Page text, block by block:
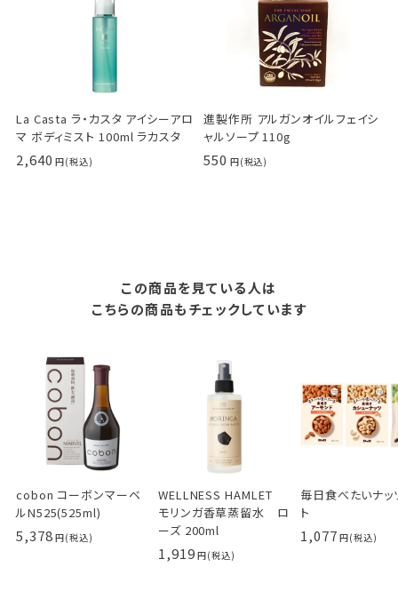
La Casta ラ・カスタ アイシーアロ
マ ボディミスト 100ml ラカスタ
2,640
進製作所 アルガンオイルフェイシ
ャルソープ 110g
550
この商品を見ている人は
こちらの商品もチェックしています
cobon コーボンマーベ
ルN525(525ml)
5,378
WELLNESS HAMLET
モリンガ香草蒸留水 ロ
ーズ 200ml
1,919
毎日食べたいナッ
ト
1,077